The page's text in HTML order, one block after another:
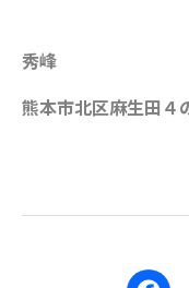
秀峰
熊本市北区麻生田４